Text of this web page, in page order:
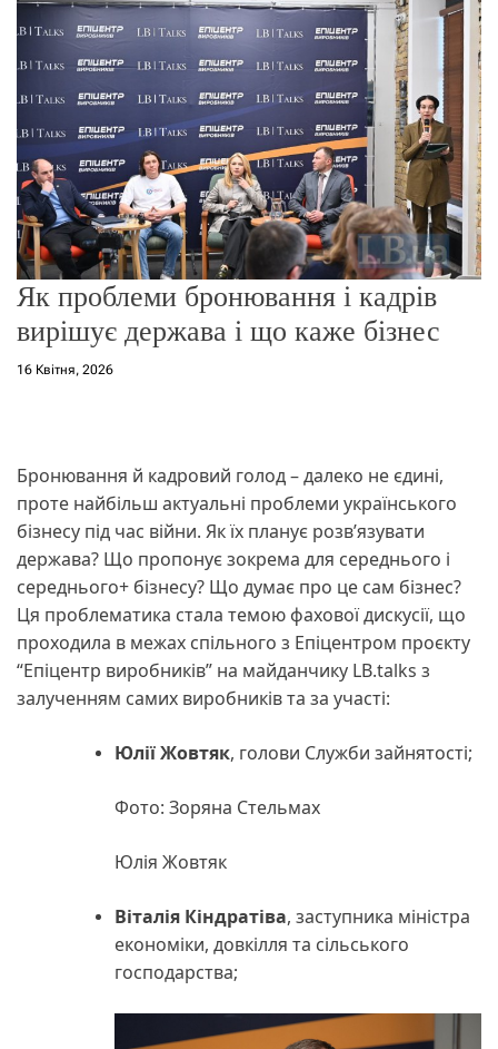
о
р
е
ж
и
м
у
Як проблеми бронювання і кадрів
вирішує держава і що каже бізнес
16 Квітня, 2026
Бронювання й кадровий голод – далеко не єдині,
проте найбільш актуальні проблеми українського
бізнесу під час війни. Як їх планує розвʼязувати
держава? Що пропонує зокрема для середнього і
середнього+ бізнесу? Що думає про це сам бізнес?
Ця проблематика стала темою фахової дискусії, що
проходила в межах спільного з Епіцентром проєкту
“Епіцентр виробників” на майданчику LB.talks з
залученням самих виробників та за участі:
Юлії Жовтяк, голови Служби зайнятості;
Фото: Зоряна Стельмах
Юлія Жовтяк
Віталія Кіндратіва, заступника міністра
економіки, довкілля та сільського
господарства;